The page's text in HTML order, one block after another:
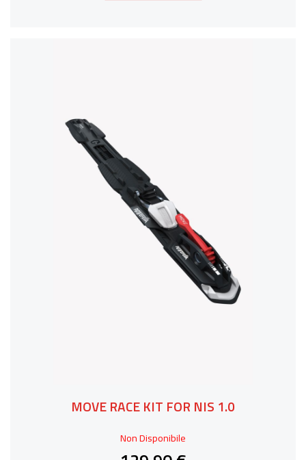
MOVE RACE KIT FOR NIS 1.0
Non Disponibile